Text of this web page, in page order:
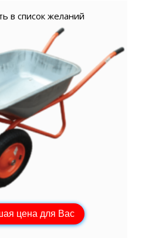
в список желаний
цена для Вас